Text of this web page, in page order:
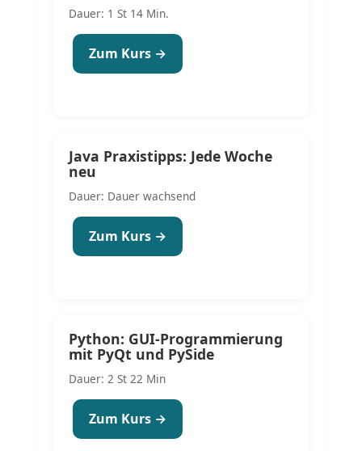
Dauer: 1 St 14 Min.
Zum Kurs →
Java Praxistipps: Jede Woche
neu
Dauer: Dauer wachsend
Zum Kurs →
Python: GUI-Programmierung
mit PyQt und PySide
Dauer: 2 St 22 Min
Zum Kurs →